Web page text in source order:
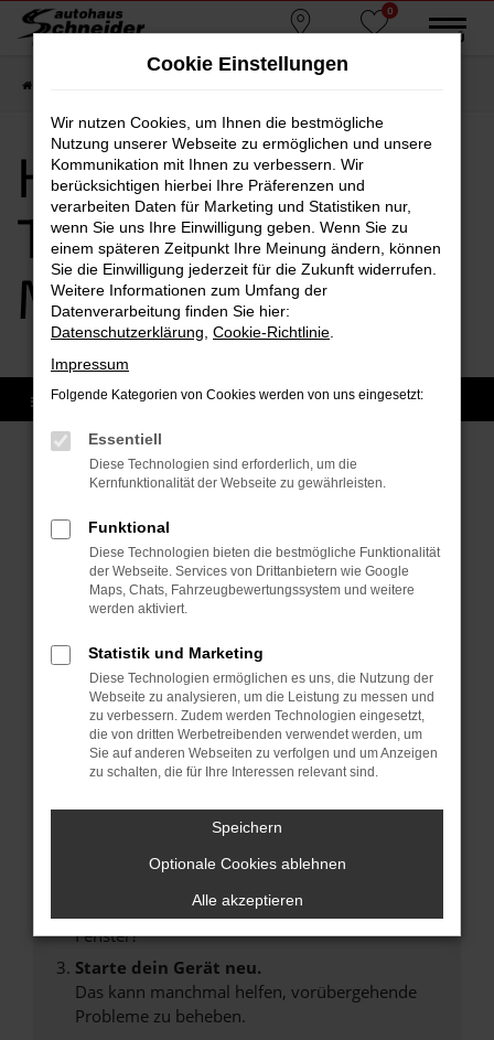
Zum
0
MENÜ
Hyundai
Tageszulassung
Moosburg
Sofort verfügbare Modelle
Fehler: Network Error
Beim Laden ist ein Fehler aufgetreten.
Hier sind ein paar Tipps, die dir helfen können:
Überprüfe deine Firewall und deine
Internetverbindung.
Laden andere Webseiten, zum Beispiel deine
Suchmaschine?
Prüfe deine Browsererweiterungen.
Manche Erweiterungen, wie Werbeblocker,
können das Laden bestimmter Seiten
anderen Browser oder in einem privaten
Fenster?
Starte dein Gerät neu.
Das kann manchmal helfen, vorübergehende
Probleme zu beheben.
Cookie Einstellungen
Wir nutzen Cookies, um Ihnen die bestmögliche
Nutzung unserer Webseite zu ermöglichen und unsere
Kommunikation mit Ihnen zu verbessern. Wir
berücksichtigen hierbei Ihre Präferenzen und
verarbeiten Daten für Marketing und Statistiken nur,
wenn Sie uns Ihre Einwilligung geben. Wenn Sie zu
einem späteren Zeitpunkt Ihre Meinung ändern, können
Sie die Einwilligung jederzeit für die Zukunft widerrufen.
Weitere Informationen zum Umfang der
Datenverarbeitung finden Sie hier:
Datenschutzerklärung Cookie-Richtlinie
Impressum
Folgende Kategorien von Cookies werden von uns eingesetzt:
Essentiell
Diese Technologien sind erforderlich, um die
Kernfunktionalität der Webseite zu gewährleisten.
Funktional
Diese Technologien bieten die bestmögliche Funktionalität
der Webseite. Services von Drittanbietern wie Google
Maps, Chats, Fahrzeugbewertungssystem und weitere
werden aktiviert.
Statistik und Marketing
Diese Technologien ermöglichen es uns, die Nutzung der
Webseite zu analysieren, um die Leistung zu messen und
zu verbessern. Zudem werden Technologien eingesetzt,
die von dritten Werbetreibenden verwendet werden, um
Sie auf anderen Webseiten zu verfolgen und um Anzeigen
zu schalten, die für Ihre Interessen relevant sind.
Speichern
Optionale Cookies ablehnen
Alle akzeptieren